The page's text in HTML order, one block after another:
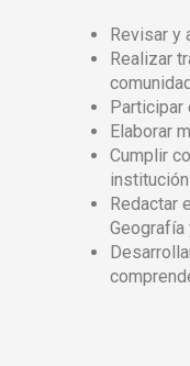
Revisar y
Realizar
Participar
Elaborar
Cumplir
Redactar
Geografía